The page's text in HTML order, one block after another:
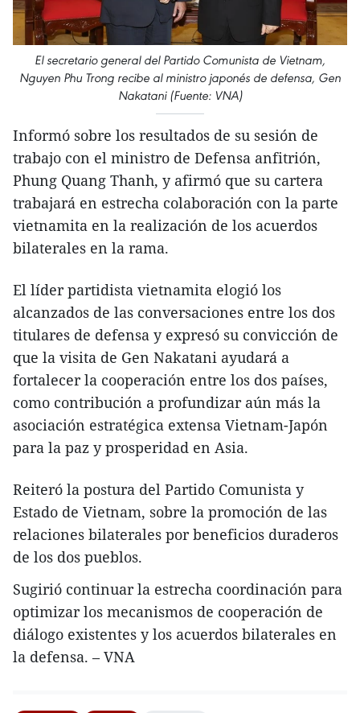
El secretario general del Partido Comunista de Vietnam,
Nguyen Phu Trong recibe al ministro japonés de defensa, Gen
Nakatani (Fuente: VNA)
Informó sobre los resultados de su sesión de
trabajo con el ministro de Defensa anfitrión,
Phung Quang Thanh, y afirmó que su cartera
trabajará en estrecha colaboración con la parte
vietnamita en la realización de los acuerdos
bilaterales en la rama.
El líder partidista vietnamita elogió los
alcanzados de las conversaciones entre los dos
titulares de defensa y expresó su convicción de
que la visita de Gen Nakatani ayudará a
fortalecer la cooperación entre los dos países,
como contribución a profundizar aún más la
asociación estratégica extensa Vietnam-Japón
para la paz y prosperidad en Asia.
Reiteró la postura del Partido Comunista y
Estado de Vietnam, sobre la promoción de las
relaciones bilaterales por beneficios duraderos
de los dos pueblos.
Sugirió continuar la estrecha coordinación para
optimizar los mecanismos de cooperación de
diálogo existentes y los acuerdos bilaterales en
la defensa. – VNA